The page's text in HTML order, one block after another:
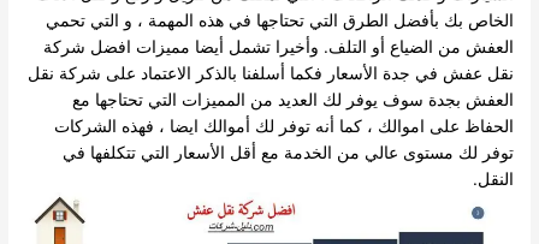
الخاص بك بأفضل الطرق التي تحتاجها في هذه المهمة ، و التي تحمي
العفش من الضياع أو التلف. وأخيرا تشمل أيضا مميزات افضل شركة
نقل عفش في جدة الأسعار فكما أسلفنا بالذكر الاعتماد على شركة نقل
العفش بجدة سوف يوفر لك العديد من المميزات التي تحتاجها مع
الحفاظ على اموالك ، كما أنه توفر لك أموالك ايضا ، فهذه الشركات
توفر لك مستوى عالي من الخدمة مع أقل الأسعار التي تتكلفها في
النقل.